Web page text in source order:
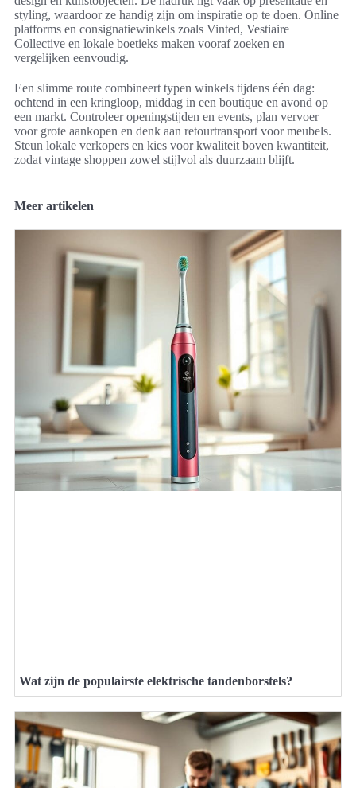
styling, waardoor ze handig zijn om inspiratie op te doen. Online
platforms en consignatiewinkels zoals Vinted, Vestiaire
Collective en lokale boetieks maken vooraf zoeken en
vergelijken eenvoudig.
Een slimme route combineert typen winkels tijdens één dag:
ochtend in een kringloop, middag in een boutique en avond op
een markt. Controleer openingstijden en events, plan vervoer
voor grote aankopen en denk aan retourtransport voor meubels.
Steun lokale verkopers en kies voor kwaliteit boven kwantiteit,
zodat vintage shoppen zowel stijlvol als duurzaam blijft.
Meer artikelen
Wat zijn de populairste elektrische tandenborstels?